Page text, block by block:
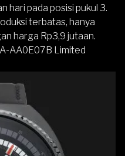
hari pada posisi pukul 3.
terbatas, hanya
harga Rp3,9 jutaan.
AA0E07B Limited